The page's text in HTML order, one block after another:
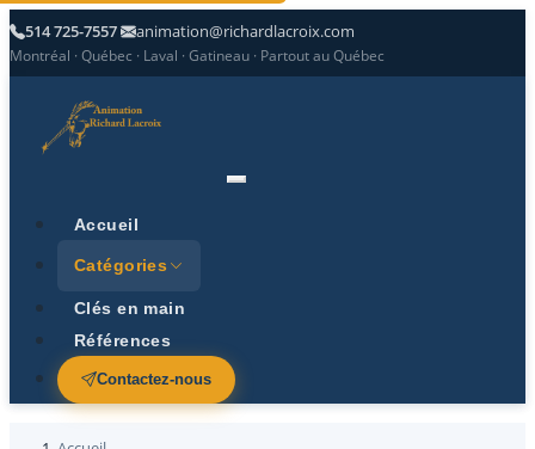
514 725-7557 animation@richardlacroix.com
Montréal · Québec · Laval · Gatineau · Partout au Québec
Accueil
Catégories
Clés en main
Références
Contactez-nous